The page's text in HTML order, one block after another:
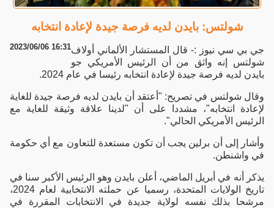
شولتس: بايدن لديه فرصة جيدة لإعادة انتخابه
2023/06/06 16:31جي بي سي نيوز :- قال المستشار الألماني أولاف
شولتس إنه واثق من أن الرئيس الأمريكي جو
بايدن لديه فرصة جيدة لإعادة انتخابه رئيسا في عام 2024.
وقال شولتس في تصريح: "أعتقد أن بايدن لديه فرصة جيدة للغاية
لإعادة انتخابه"، مشددا على أن "لدينا علاقة وثيقة للغاية مع
الرئيس الأمريكي الحالي".
وأشار إلى أن برلين يجب أن تكون مستعدة للتعاون مع أي حكومة
في واشنطن.
يذكر أنه في أبريل الماضي، أعلن بايدن وهو الرئيس الأكبر سنا في
تاريخ الولايات المتحدة، رسميا عن حملته الانتخابية لعام 2024،
مرشحا بذلك نفسه لولاية جديدة في الانتخابات المقررة في